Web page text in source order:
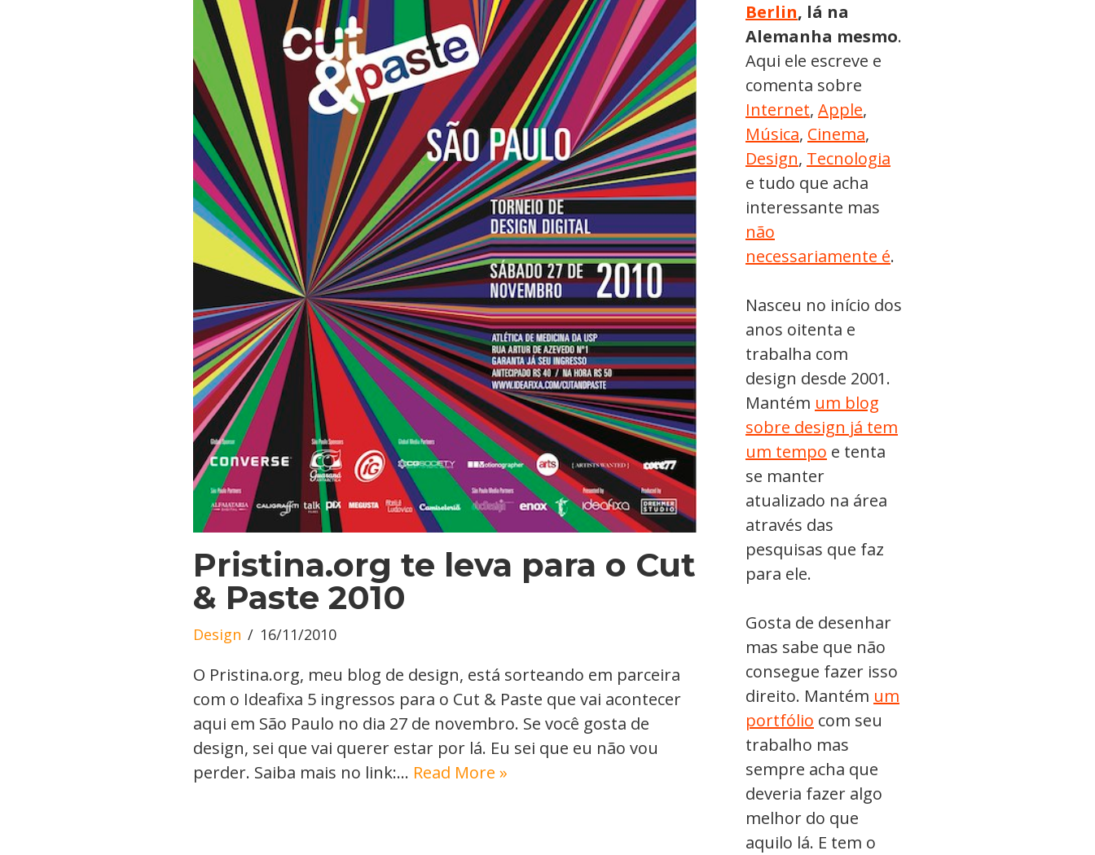
Pristina.org te leva para o Cut
& Paste 2010
Design 16/11/2010
O Pristina.org, meu blog de design, está sorteando em parceira
com o Ideafixa 5 ingressos para o Cut & Paste que vai acontecer
aqui em São Paulo no dia 27 de novembro. Se você gosta de
design, sei que vai querer estar por lá. Eu sei que eu não vou
perder. Saiba mais no link:… Read More »
Berlin, lá na
Alemanha mesmo.
Aqui ele escreve e
comenta sobre
Internet, Apple,
Música, Cinema,
Design, Tecnologia
e tudo que acha
interessante mas
não
necessariamente é.
Nasceu no início dos
anos oitenta e
trabalha com
design desde 2001.
Mantém um blog
sobre design já tem
um tempo e tenta
se manter
atualizado na área
através das
pesquisas que faz
para ele.
Gosta de desenhar
mas sabe que não
consegue fazer isso
direito. Mantém um
portfólio com seu
trabalho mas
sempre acha que
deveria fazer algo
melhor do que
aquilo lá. E tem o